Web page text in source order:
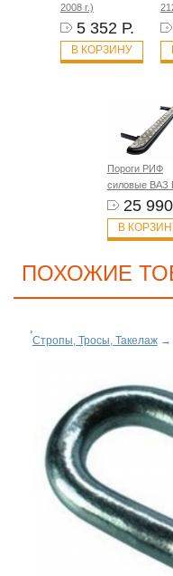
2008 г.)
5 352 Р.
В КОРЗИНУ
Пороги РИФ
силовые ВАЗ
25
В
ПОХОЖИЕ
Стропы, Тросы, Такелаж→